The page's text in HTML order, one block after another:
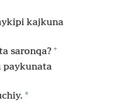
kajkuna
saronqa? +
paykunata
*